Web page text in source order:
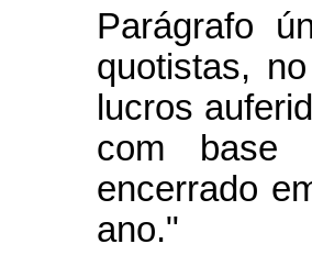
Parágrafo
quotistas,
lucros
com base
encerrado
ano."